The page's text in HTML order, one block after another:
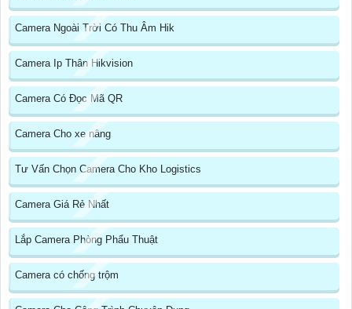
Camera Ngoài Trời Có Thu Âm Hik
Camera Ip Thân Hikvision
Camera Có Đọc Mã QR
Camera Cho xe nâng
Tư Vấn Chọn Camera Cho Kho Logistics
Camera Giá Rẻ Nhất
Lắp Camera Phòng Phẩu Thuật
Camera có chống trộm